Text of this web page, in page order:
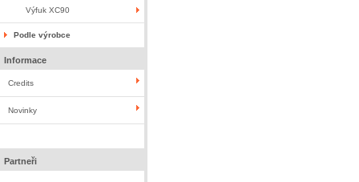
Výfuk XC90
Podle výrobce
Informace
Credits
Novinky
Partneři